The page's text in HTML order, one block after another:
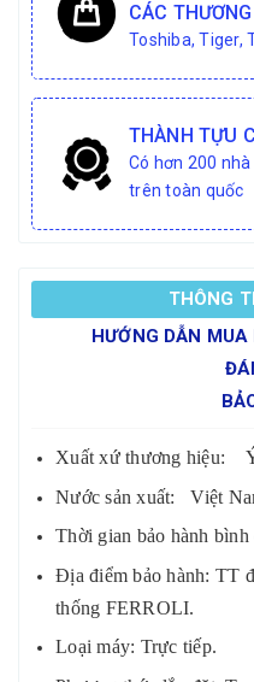
CÁC
Toshiba, Tiger,
THÀNH TỰU
Có hơn 200
trên toàn quốc
THÔNG
HƯỚNG DẪN
Xuất xứ thương hiệu:
Nước sản xuất: Việt
Thời gian bảo hành bình
Địa điểm bảo hành: TT
thống FERROLI.
Loại máy: Trực tiếp.